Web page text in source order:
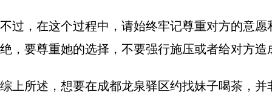
不过，在这个过程中，请始终牢记尊重对方的意
绝，要尊重她的选择，不要强行施压或者给对方造
综上所述，想要在成都龙泉驿区约找妹子喝茶，